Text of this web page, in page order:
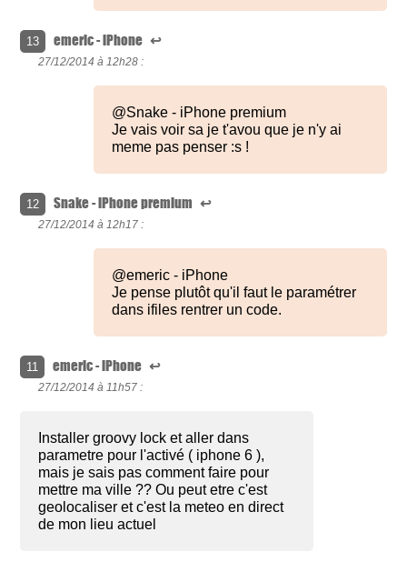
13 emeric - iPhone ↩
27/12/2014 à 12h28 :
@Snake - iPhone premium
Je vais voir sa je t'avou que je n'y ai
meme pas penser :s !
12 Snake - iPhone premium ↩
27/12/2014 à 12h17 :
@emeric - iPhone
Je pense plutôt qu'il faut le paramétrer
dans ifiles rentrer un code.
11 emeric - iPhone ↩
27/12/2014 à 11h57 :
Installer groovy lock et aller dans
parametre pour l'activé ( iphone 6 ),
mais je sais pas comment faire pour
mettre ma ville ?? Ou peut etre c'est
geolocaliser et c'est la meteo en direct
de mon lieu actuel